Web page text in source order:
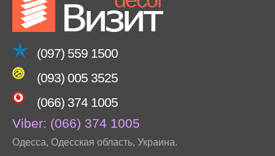
(097) 559 1500
(093) 005 3525
(066) 374 1005
Viber: (066) 374 1005
Одесса, Одесская область, Украина.